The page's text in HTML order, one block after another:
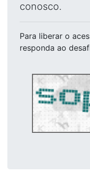
conosco.
Para liberar o
responda ao